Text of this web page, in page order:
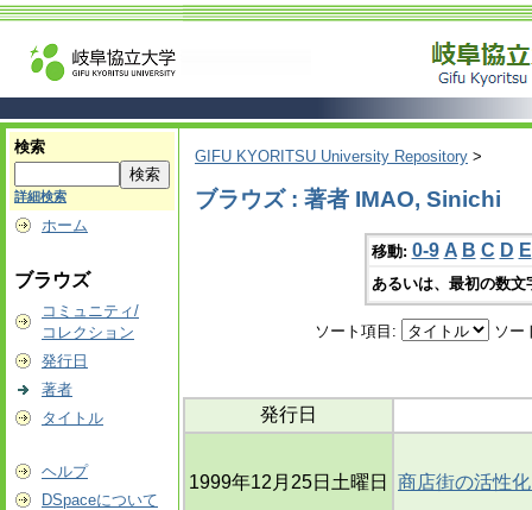
検索
詳細検索
ホーム
ブラウズ
コミュニティ/
コレクション
発行日
著者
タイトル
ヘルプ
DSpaceについて
GIFU KYORITSU University Repository >
ブラウズ : 著者 IMAO, Sinichi
移動: 0-9 A B C D E
あるいは、最初の数
ソート項目: ソー
発行日
1999年12月25日土曜日 商店街の活性